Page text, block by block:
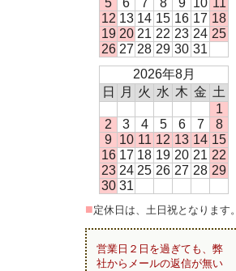
5
6 7 8 9 10 11
12 13 14 15 16 17 18
19 20 21 22 23 24 25
26 27 28 29 30 31
2026年8月
日
月 火 水 木 金 土
1
2
3 4 5 6 7
8
9 10 11 12 13 14 15
16 17 18 19 20 21 22
23 24 25 26 27 28 29
30 31
■定休日は、土日祝となります。
営業日２日を過ぎても、弊
社からメールの返信が無い